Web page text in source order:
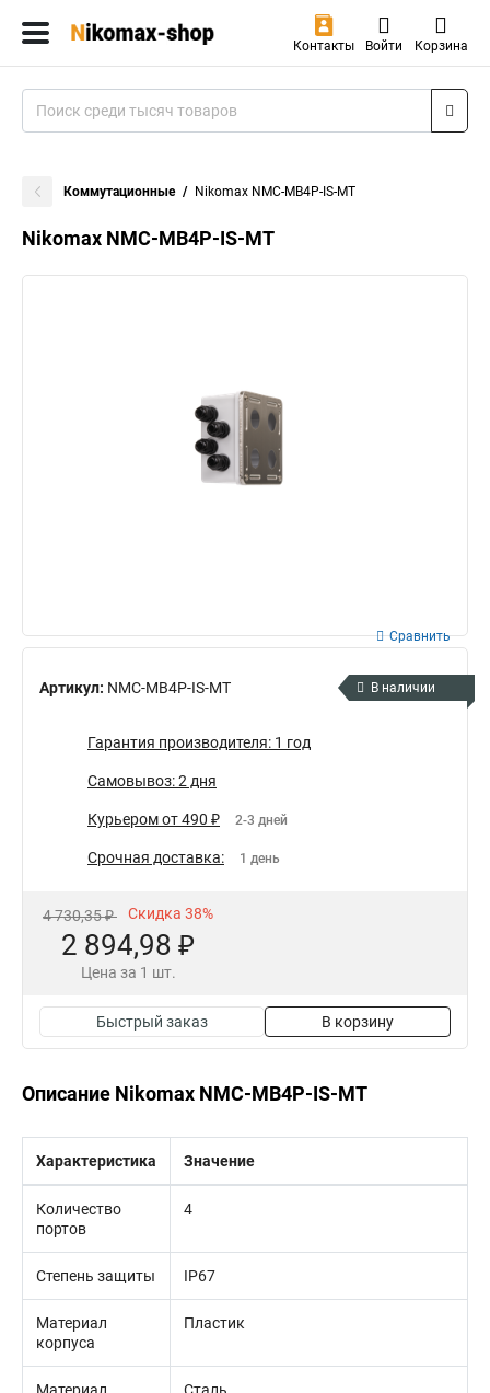
Контакты Войти Корзина
Коммутационные Nikomax NMC-MB4P-IS-MT
Nikomax NMC-MB4P-IS-MT
Артикул: NMC-MB4P-IS-MT
Сравнить
В наличии
Гарантия производителя: 1 год
Самовывоз: 2 дня
Курьером от 490 ₽ 2-3 дней
Срочная доставка: 1 день
4 730,35 ₽ Скидка 38%
2 894,98 ₽
Цена за 1 шт.
Быстрый заказ В корзину
Описание Nikomax NMC-MB4P-IS-MT
Характеристика Значение
Количество
портов
4
Степень защиты IP67
Материал
корпуса
Пластик